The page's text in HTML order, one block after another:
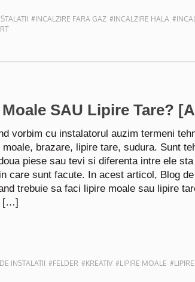
#INCALZIRE FARA GAZ #INCALZIRE HALA
SAU Lipire Tare?
vorbim cu instalatorul auzim termeni
brazare, lipire tare, sudura. Sunt
piese sau tevi si diferenta intre ele
care sunt facute. In acest articol, Blog
trebuie sa faci lipire moale sau lipire
[…]
INSTALATII #FELDER #KREATIV #LIPIRE MOALE